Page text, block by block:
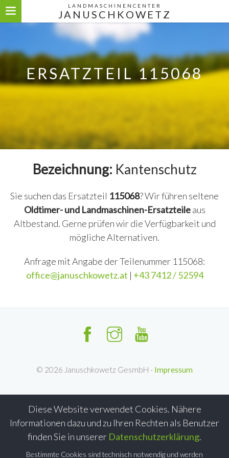
LANDMASCHINENCENTER
JANUSCHKOWETZ
Diese Website verwendet Cookies. Nähere
Informationen dazu und zu Ihren Rechten als Benutzer
finden Sie in unserer Datenschutzerklärung.
Bestimmte Cookies sind technisch notwendig und werden
ERSATZTEIL 115068
Bezeichnung: Kantenschutz
Sie suchen das Ersatzteil 115068? Wir führen seltene
Oldtimer- und Landmaschinen-Ersatzteileaus
Altbestand. Gerne prüfen wir die Verfügbarkeit und
mögliche Alternativen.
Anfrage mit Angabe der Teilenummer 115068:
office@januschkowetz.at | +43 7412 / 52594
© 2026 Januschkowetz GesmbH - Impressum